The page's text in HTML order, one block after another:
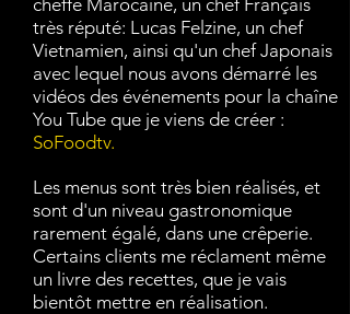
cheffe Marocaine, un chef Français
très réputé: Lucas Felzine, un chef
Vietnamien, ainsi qu'un chef Japonais
avec lequel nous avons démarré les
vidéos des événements pour la chaîne
You Tube que je viens de créer :
SoFoodtv.
Les menus sont très bien réalisés, et
sont d'un niveau gastronomique
rarement égalé, dans une crêperie.
Certains clients me réclament même
un livre des recettes, que je vais
bientôt mettre en réalisation.